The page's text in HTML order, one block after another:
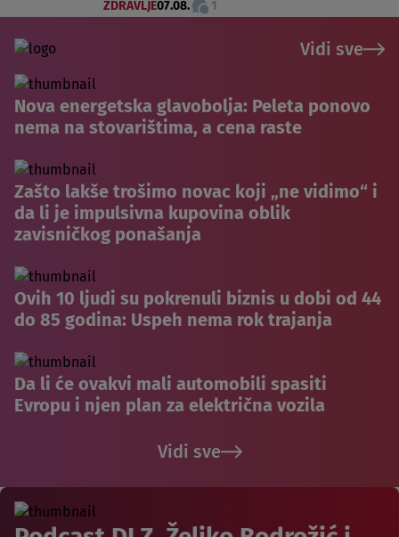
ZDRAVLJE07.08. 1
Vidi sve
Nova energetska glavobolja: Peleta ponovo
nema na stovarištima, a cena raste
Zašto lakše trošimo novac koji „ne vidimo“ i
da li je impulsivna kupovina oblik
zavisničkog ponašanja
Ovih 10 ljudi su pokrenuli biznis u dobi od 44
do 85 godina: Uspeh nema rok trajanja
Da li će ovakvi mali automobili spasiti
Evropu i njen plan za električna vozila
Vidi sve